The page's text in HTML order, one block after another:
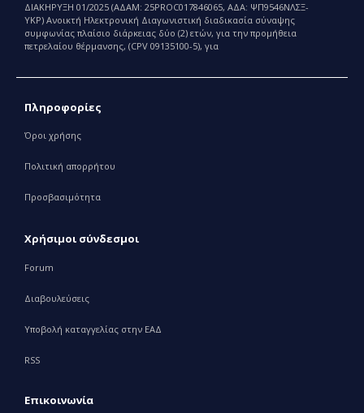
ΔΙΑΚΗΡΥΞΗ 01/2025 (ΑΔΑΜ: 25PROC017846065, ΑΔΑ: ΨΠ9546ΝΛΣΞ-
ΥΚΡ) Ανοικτή Ηλεκτρονική Διαγωνιστική διαδικασία σύναψης
συμφωνίας πλαίσιο διάρκειας δύο (2) ετών, για την προμήθεια
πετρελαίου θέρμανσης, (CPV 09135100-5), για
Πληροφορίες
Όροι χρήσης
Πολιτική απορρήτου
Προσβασιμότητα
Χρήσιμοι σύνδεσμοι
Forum
Διαβουλεύσεις
Υποβολή καταγγελίας στην ΕΑΔ
RSS
Επικοινωνία